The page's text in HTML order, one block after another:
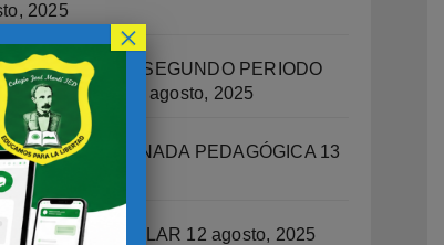
2025
SEGUNDO PERIODO
2025
14 agosto, 2025
13 – JORNADA PEDAGÓGICA 13
2025
ESCOLAR 12 agosto, 2025
×